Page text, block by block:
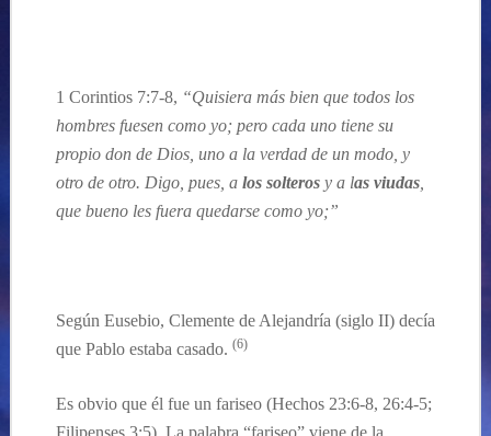
1 Corintios 7:7-8, “Quisiera más bien que todos los
hombres fuesen como yo; pero cada uno tiene su
propio don de Dios, uno a la verdad de un modo, y
otro de otro. Digo, pues, a los solterosy a las viudas,
que bueno les fuera quedarse como yo;”
Según Eusebio, Clemente de Alejandría (siglo II) decía
que Pablo estaba casado. (6)
Es obvio que él fue un fariseo (Hechos 23:6-8, 26:4-5;
Filipenses 3:5). La palabra “fariseo” viene de la